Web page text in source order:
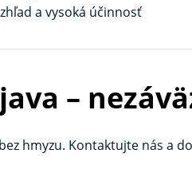
a vysoká účinnosť
–
hmyzu. Kontaktujte nás a